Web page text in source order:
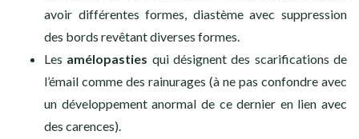
avoir différentes formes, diastème avec suppression
des bords revêtant diverses formes.
Les amélopasties qui désignent des scarifications de
l’émail comme des rainurages (à ne pas confondre avec
un développement anormal de ce dernier en lien avec
des carences).